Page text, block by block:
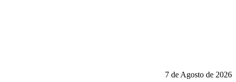
7 de Agosto de 2026